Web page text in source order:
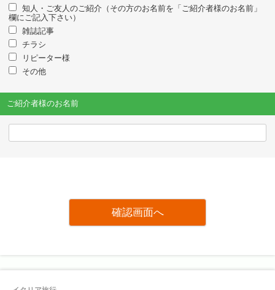
知人・ご友人のご紹介（その方のお名前を「ご紹介者様のお名前」
欄にご記入下さい）
雑誌記事
チラシ
リピーター様
その他
ご紹介者様のお名前